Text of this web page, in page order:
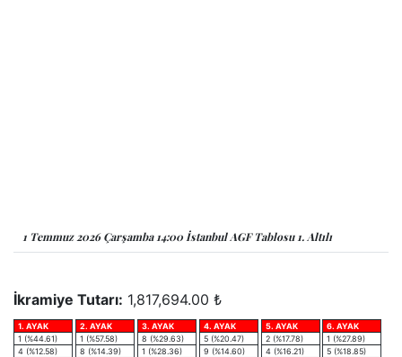
1 Temmuz 2026 Çarşamba 14:00 İstanbul AGF Tablosu 1. Altılı
İkramiye Tutarı: 1,817,694.00 ₺
1. AYAK
1 (%44.61)
4 (%12.58)
2. AYAK
1 (%57.58)
8 (%14.39)
3. AYAK
8 (%29.63)
1 (%28.36)
4. AYAK
5 (%20.47)
9 (%14.60)
5. AYAK
2 (%17.78)
4 (%16.21)
6. AYAK
1 (%27.89)
5 (%18.85)